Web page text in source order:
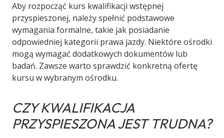
Aby rozpocząć kurs kwalifikacji wstępnej
przyspieszonej, należy spełnić podstawowe
wymagania formalne, takie jak posiadanie
odpowiedniej kategorii prawa jazdy. Niektóre ośrodki
mogą wymagać dodatkowych dokumentów lub
badań. Zawsze warto sprawdzić konkretną ofertę
kursu w wybranym ośrodku.
CZY KWALIFIKACJA
PRZYSPIESZONA JEST TRUDNA?